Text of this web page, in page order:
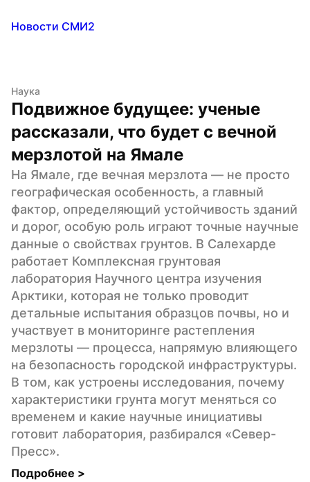
Новости СМИ2
Наука
Подвижное будущее: ученые
рассказали, что будет с вечной
мерзлотой на Ямале
На Ямале, где вечная мерзлота — не просто
географическая особенность, а главный
фактор, определяющий устойчивость зданий
и дорог, особую роль играют точные научные
данные о свойствах грунтов. В Салехарде
работает Комплексная грунтовая
лаборатория Научного центра изучения
Арктики, которая не только проводит
детальные испытания образцов почвы, но и
участвует в мониторинге растепления
мерзлоты — процесса, напрямую влияющего
на безопасность городской инфраструктуры.
В том, как устроены исследования, почему
характеристики грунта могут меняться со
временем и какие научные инициативы
готовит лаборатория, разбирался «Север-
Пресс».
Подробнее >